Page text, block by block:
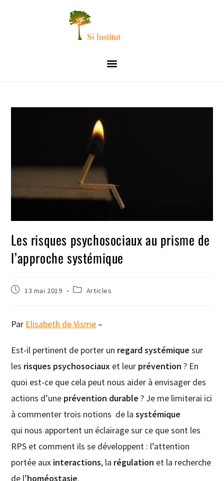
Les risques psychosociaux au prisme de
l’approche systémique
13 mai 2019 Articles
Par Elisabeth de Visme –
Est-il pertinent de porter un regard systémique sur
les risques psychosociaux et leur prévention ? En
quoi est-ce que cela peut nous aider à envisager des
actions d’une prévention durable? Je me limiterai ici
à commenter trois notions de la systémique
qui nous apportent un éclairage sur ce que sont les
RPS et comment ils se développent : l’attention
portée aux interactions, la régulation et la recherche
de l’homéostasie.